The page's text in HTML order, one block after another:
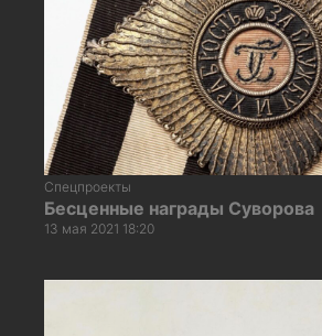
Спецпроекты
Бесценные награды Суворова
13 мая 2021 18:20